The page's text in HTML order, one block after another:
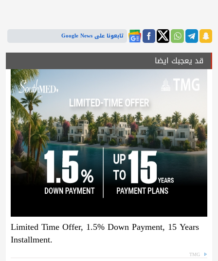
تابعونا على Google News
قد يعجبك ايضا
Limited Time Offer, 1.5% Down Payment, 15 Years
Installment.
TMG